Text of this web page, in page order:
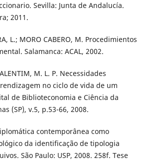
Sevilla: Junta de Andalucía.
2011.
L.; MORO CABERO, M. Procedimientos
Salamanca: ACAL, 2002.
M. L. P. Necessidades
no ciclo de vida de um
de Biblioteconomia e Ciência da
(SP), v.5, p.53-66, 2008.
contemporânea como
da identificação de tipologia
São Paulo: USP, 2008. 258f. Tese